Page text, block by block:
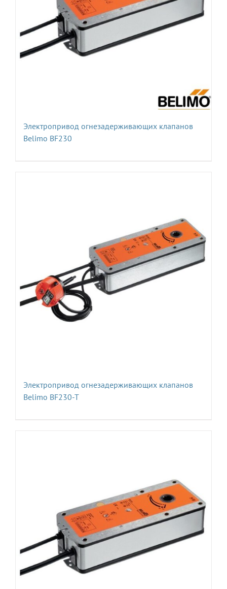
Электропривод огнезадерживающих клапанов
Belimo BF230
Электропривод огнезадерживающих клапанов
Belimo BF230-T